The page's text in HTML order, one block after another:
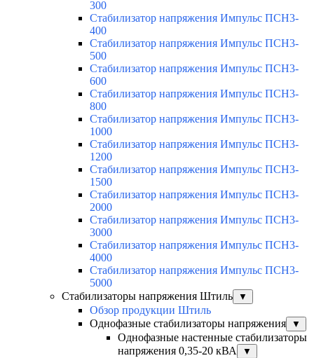
300
Стабилизатор напряжения Импульс ПСН3-
400
Стабилизатор напряжения Импульс ПСН3-
500
Стабилизатор напряжения Импульс ПСН3-
600
Стабилизатор напряжения Импульс ПСН3-
800
Стабилизатор напряжения Импульс ПСН3-
1000
Стабилизатор напряжения Импульс ПСН3-
1200
Стабилизатор напряжения Импульс ПСН3-
1500
Стабилизатор напряжения Импульс ПСН3-
2000
Стабилизатор напряжения Импульс ПСН3-
3000
Стабилизатор напряжения Импульс ПСН3-
4000
Стабилизатор напряжения Импульс ПСН3-
5000
Стабилизаторы напряжения Штиль
▼
Обзор продукции Штиль
Однофазные стабилизаторы напряжения
▼
Однофазные настенные стабилизаторы
напряжения 0,35-20 кВА
▼